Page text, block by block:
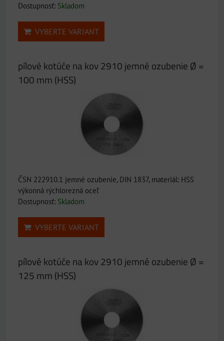
Dostupnosť: Skladom
VYBERTE VARIANT
pílové kotúče na kov 2910 jemné ozubenie Ø =
100 mm (HSS)
ČSN 222910.1 jemné ozubenie, DIN 1837, materiál: HSS
výkonná rýchlorezná oceľ
Dostupnosť: Skladom
VYBERTE VARIANT
pílové kotúče na kov 2910 jemné ozubenie Ø =
125 mm (HSS)